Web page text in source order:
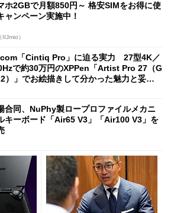
ホ2GBで月額850円～ 格安SIMをお得に使
ャンペーン実施中！
IIJmio）
「Cintiq Pro」に迫る実力 27型4K／
で約30万円のXPPen「Artist Pro 27（G
）」でお絵描きして分かった魅力と妥協
合同、NuPhy製ロープロファイルメカニ
キーボード「Air65 V3」「Air100 V3」を